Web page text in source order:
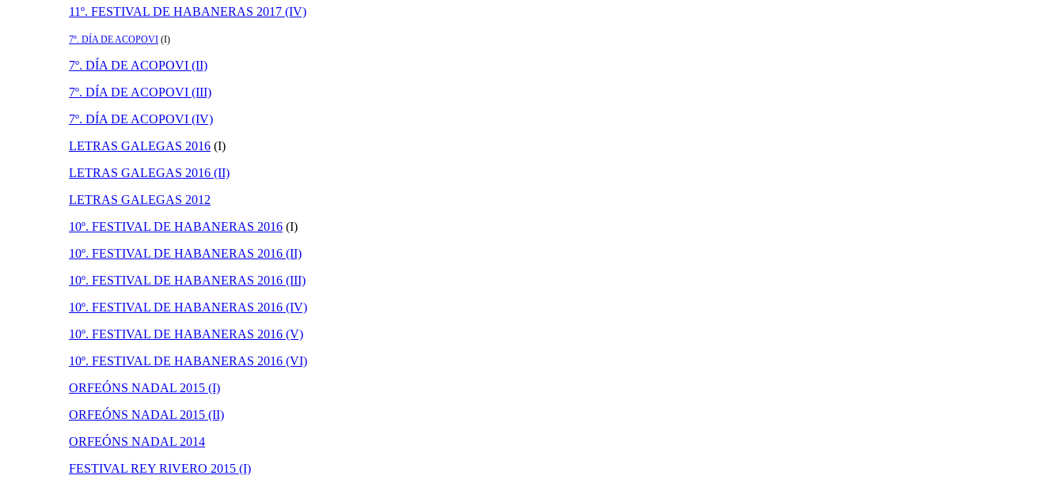
11º. FESTIVAL DE HABANERAS 2017 (IV)
7º. DÍA DE ACOPOVI (I)
7º. DÍA DE ACOPOVI (II)
7º. DÍA DE ACOPOVI (III)
7º. DÍA DE ACOPOVI (IV)
LETRAS GALEGAS 2016 (I)
LETRAS GALEGAS 2016 (II)
LETRAS GALEGAS 2012
10º. FESTIVAL DE HABANERAS 2016 (I)
10º. FESTIVAL DE HABANERAS 2016 (II)
10º. FESTIVAL DE HABANERAS 2016 (III)
10º. FESTIVAL DE HABANERAS 2016 (IV)
10º. FESTIVAL DE HABANERAS 2016 (V)
10º. FESTIVAL DE HABANERAS 2016 (VI)
ORFEÓNS NADAL 2015 (I)
ORFEÓNS NADAL 2015 (II)
ORFEÓNS NADAL 2014
FESTIVAL REY RIVERO 2015 (I)